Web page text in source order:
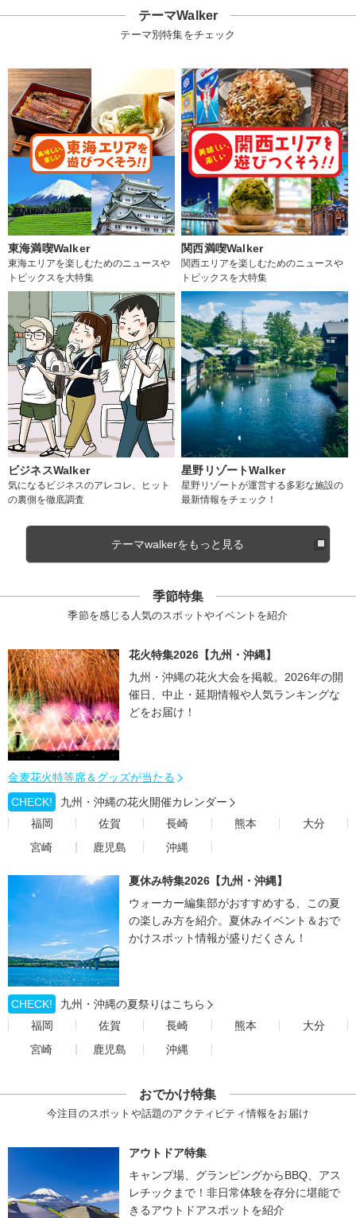
テーマWalker
テーマ別特集をチェック
東海満喫Walker
東海エリアを楽しむためのニュースや
トピックスを大特集
関西満喫Walker
関西エリアを楽しむためのニュースや
トピックスを大特集
ビジネスWalker
気になるビジネスのアレコレ、ヒット
の裏側を徹底調査
星野リゾートWalker
星野リゾートが運営する多彩な施設の
最新情報をチェック！
テーマwalkerをもっと見る
季節特集
季節を感じる人気のスポットやイベントを紹介
花火特集2026【九州・沖縄】
九州・沖縄の花火大会を掲載。2026年の開
催日、中止・延期情報や人気ランキングな
どをお届け！
金麦花火特等席＆グッズが当たる
CHECK!
九州・沖縄の花火開催カレンダー
福岡
佐賀 長崎 熊本
大分
宮崎
鹿児島 沖縄
夏休み特集2026【九州・沖縄】
ウォーカー編集部がおすすめする、この夏
の楽しみ方を紹介。夏休みイベント＆おで
かけスポット情報が盛りだくさん！
CHECK!
九州・沖縄の夏祭りはこちら
福岡
佐賀 長崎 熊本
大分
宮崎
鹿児島 沖縄
おでかけ特集
今注目のスポットや話題のアクティビティ情報をお届け
アウトドア特集
キャンプ場、グランピングからBBQ、アス
レチックまで！非日常体験を存分に堪能で
きるアウトドアスポットを紹介